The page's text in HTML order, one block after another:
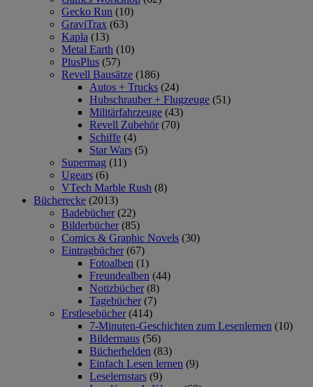
Gecko Run (10)
GraviTrax (63)
Kapla (13)
Metal Earth (10)
PlusPlus (57)
Revell Bausätze (186)
Autos + Trucks (24)
Hubschrauber + Flugzeuge (51)
Militärfahrzeuge (43)
Revell Zubehör (70)
Schiffe (4)
Star Wars (5)
Supermag (11)
Ugears (6)
VTech Marble Rush (8)
Bücherecke (2013)
Badebücher (22)
Bilderbücher (85)
Comics & Graphic Novels (30)
Eintragbücher (67)
Fotoalben (1)
Freundealben (44)
Notizbücher (8)
Tagebücher (7)
Erstlesebücher (414)
7-Minuten-Geschichten zum Lesenlernen (10)
Bildermaus (56)
Bücherhelden (83)
Einfach Lesen lernen (9)
Leselernstars (9)